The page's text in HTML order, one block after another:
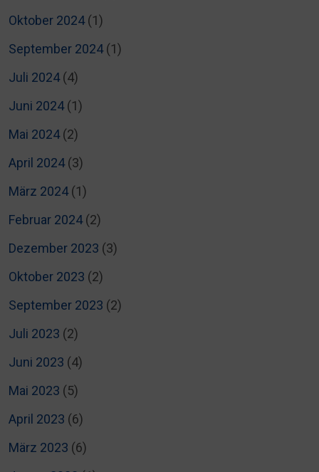
Oktober 2024(1)
September 2024(1)
Juli 2024(4)
Juni 2024(1)
Mai 2024(2)
April 2024(3)
März 2024(1)
Februar 2024(2)
Dezember 2023 (3)
Oktober 2023 (2)
September 2023 (2)
Juli 2023 (2)
Juni 2023 (4)
Mai 2023 (5)
April 2023 (6)
März 2023 (6)